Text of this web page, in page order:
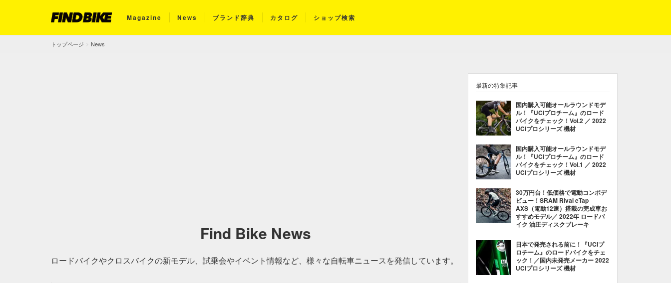
Magazine News ブランド辞典 カタログ ショップ検索
トップページ News
Find Bike News
ロードバイクやクロスバイクの新モデル、試乗会やイベント情報など、様々な自転車ニュースを発信しています。
最新の特集記事
国内購入可能オールラウンドモデ
ル！『UCIプロチーム』のロード
バイクをチェック！Vol.2 ／ 2022
UCIプロシリーズ 機材
国内購入可能オールラウンドモデ
ル！『UCIプロチーム』のロード
バイクをチェック！Vol.1 ／ 2022
UCIプロシリーズ 機材
30万円台！低価格で電動コンポデ
ビュー！SRAM Rival eTap
AXS（電動12速）搭載の完成車お
すすめモデル／ 2022年 ロードバ
イク 油圧ディスクブレーキ
日本で発売される前に！『UCIプ
ロチーム』のロードバイクをチェ
ック！／国内未発売メーカー 2022
UCIプロシリーズ 機材